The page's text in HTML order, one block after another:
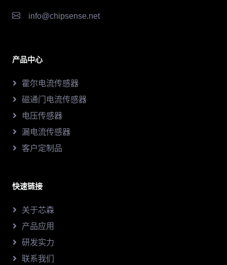
info@chipsense.net
产品中心
霍尔电流传感器
磁通门电流传感器
电压传感器
漏电流传感器
客户定制品
快速链接
关于芯森
产品应用
研发实力
联系我们